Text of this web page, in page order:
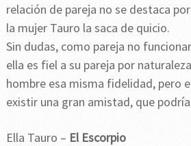
relación de pareja no se destaca
la mujer Tauro la saca de quicio.
Sin dudas, como pareja no
ella es fiel a su pareja por
hombre esa misma fidelidad, pero
existir una gran amistad, que
Ella Tauro – El Escorpio